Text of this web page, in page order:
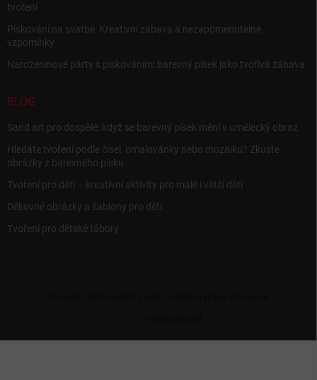
tvoření
Pískování na svatbě: Kreativní zábava a nezapomenutelné
vzpomínky
Narozeninové párty s pískováním: barevný písek jako tvořivá zábava
BLOG
Sand art pro dospělé: když se barevný písek mění v umělecký obraz
Hledáte tvoření podle čísel, omalovánky nebo mozaiku? Zkuste
obrázky z barevného písku
Tvoření pro děti – kreativní aktivity pro malé i větší děti
Děkovné obrázky a šablony pro děti
Tvoření pro dětské tábory